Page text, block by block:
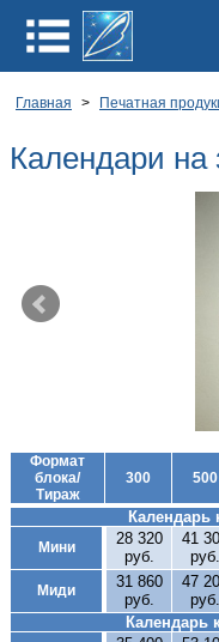
Печатная
Услуги
полиграфии
Вакансии
заказ
/
Требования
/
Доставка
/
Контакты
Главная > Печатная
Календари на
Формат
блока/
Тираж
300 500
Календарь
Мини
28 320
руб.
41
руб.
Миди
31 860
руб.
47
руб.
Календарь